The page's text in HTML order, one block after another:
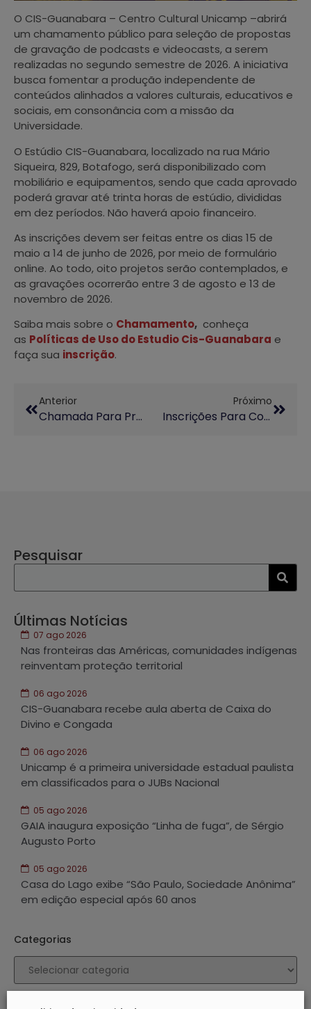
O CIS-Guanabara – Centro Cultural Unicamp –abrirá
um chamamento público para seleção de propostas
de gravação de podcasts e videocasts, a serem
realizadas no segundo semestre de 2026. A iniciativa
busca fomentar a produção independente de
conteúdos alinhados a valores culturais, educativos e
sociais, em consonância com a missão da
Universidade.
O Estúdio CIS-Guanabara, localizado na rua Mário
Siqueira, 829, Botafogo, será disponibilizado com
mobiliário e equipamentos, sendo que cada aprovado
poderá gravar até trinta horas de estúdio, divididas
em dez períodos. Não haverá apoio financeiro.
As inscrições devem ser feitas entre os dias 15 de
maio a 14 de junho de 2026, por meio de formulário
online. Ao todo, oito projetos serão contemplados, e
as gravações ocorrerão entre 3 de agosto e 13 de
novembro de 2026.
Saiba mais sobre o Chamamento, conheça
as Políticas de Uso do Estudio Cis-Guanabara e
faça sua inscrição.
Anterior
Chamada Para Propostas De Oficinas Culturais De Extensão (PROPONENTES) – 2º Semestre De 2026
Próximo
Inscrições Para Congressos Da AUGM Em Montevidéu Estão Abertas
Pesquisar
Últimas Notícias
07 ago 2026
Nas fronteiras das Américas, comunidades indígenas
reinventam proteção territorial
06 ago 2026
CIS-Guanabara recebe aula aberta de Caixa do
Divino e Congada
06 ago 2026
Unicamp é a primeira universidade estadual paulista
em classificados para o JUBs Nacional
05 ago 2026
GAIA inaugura exposição “Linha de fuga”, de Sérgio
Augusto Porto
05 ago 2026
Casa do Lago exibe “São Paulo, Sociedade Anônima”
em edição especial após 60 anos
Categorias